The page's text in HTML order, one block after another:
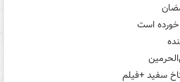
است
سفید +فیلم